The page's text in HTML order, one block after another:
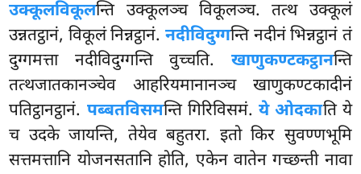
उक्कूलविकूलन्ति उक्कूलञ्च विकूलञ्च. तत्थ उक्कूलं
उन्नतट्ठानं, विकूलं निन्नट्ठानं. नदीविदुग्गन्ति नदीनं भिन्नट्ठानं तं
दुग्गमत्ता नदीविदुग्गन्ति वुच्चति. खाणुकण्टकट्ठानन्ति
तत्थजातकानञ्चेव आहरियमानानञ्च खाणुकण्टकादीनं
पतिट्ठानट्ठानं. पब्बतविसमन्ति गिरिविसमं.ये ओदकाति ये
च उदके जायन्ति, तेयेव बहुतरा. इतो किर सुवण्णभूमि
सत्तमत्तानि योजनसतानि होति, एकेन वातेन गच्छन्ती नावा